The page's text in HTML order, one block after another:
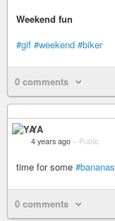
Weekend fun
#gif #weekend #biker
0 comments
YA
4 years ago – Public
time for some #bananas
0 comments